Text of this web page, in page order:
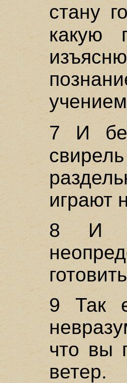
стану
какую
7 И
играют
8 И
9 Так
что вы
ветер.